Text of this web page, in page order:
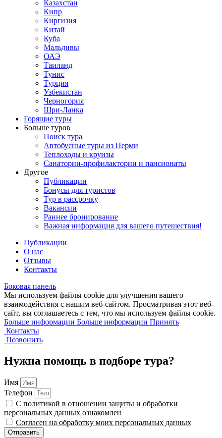
Казахстан
Кипр
Киргизия
Китай
Куба
Мальдивы
ОАЭ
Таиланд
Тунис
Турция
Узбекистан
Черногория
Шри-Ланка
Горящие туры
Больше туров
Поиск тура
Автобусные туры из Перми
Теплоходы и круизы
Санатории-профилактории и пансионаты
Другое
Публикации
Бонусы для туристов
Тур в рассрочку
Вакансии
Раннее бронирование
Важная информация для вашего путешествия!
Публикации
О нас
Отзывы
Контакты
Боковая панель
Мы используем файлы cookie для улучшения вашего
взаимодействия с нашим веб-сайтом. Просматривая этот веб-
сайт, вы соглашаетесь с тем, что мы используем файлы cookie.
Больше информации Больше информации Принять
Контакты
Позвонить
Нужна помощь в подборе тура?
Имя
Телефон
С политикой в отношении защиты и обработки
персональных данных ознакомлен
Согласен на обработку моих персональных данных
Отправить